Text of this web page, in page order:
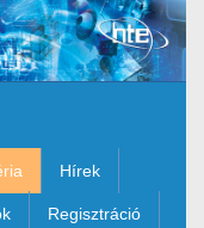
Hírek
Regisztráció